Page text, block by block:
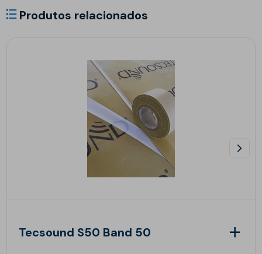
Produtos relacionados
Tecsound S50 Band 50